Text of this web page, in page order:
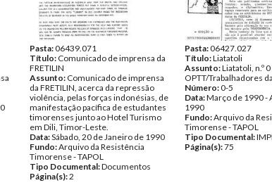
Pasta:06439.071
Título: Comunicado de imprensa da
FRETILIN
Assunto: Comunicado de imprensa
da FRETILIN, acerca da repressão
violência, pelas forças indonésias, de
manifestação pacífica de estudantes
timorenses junto ao Hotel Turismo
em Dili, Timor-Leste.
Data:Sábado, 20 de Janeiro de 1990
Fundo:Arquivo da Resistência
Timorense - TAPOL
Tipo Documental:Documentos
Página(s):2
Pasta:06427.027
Título:Liatatoli
Assunto:Liatatoli, n.º
OPTT/Trabalhadores
Número:0-5
Data:Março de 1990 -
1990
Fundo:Arquivo da
Timorense - TAPOL
Tipo Documental:
Página(s):75